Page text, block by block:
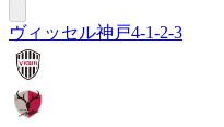
ヴィッセル神戸4-1-2-3